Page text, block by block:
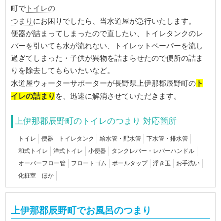
町で トイレの
つまり にお困りでしたら、当水道屋が急行いたします。
便器が詰まってしまったので直したい、トイレタンクのレ
バーを引いても水が流れない、トイレットペーパーを流し
過ぎてしまった・子供が異物を詰まらせたので便所の詰ま
りを除去してもらいたいなど。
水道屋ウォーターサポーターが長野県上伊那郡辰野町の ト
イレの詰まり を、迅速に解消させていただきます。
上伊那郡辰野町のトイレのつまり 対応箇所
トイレ 便器 トイレタンク 給水管・配水管
下水管・排水管
和式トイレ
洋式トイレ 小便器
タンクレバー・レバーハンドル
オーバーフロー管
フロートゴム ボールタップ 浮き玉
お手洗い
化粧室 ほか
上伊那郡辰野町でお風呂のつまり